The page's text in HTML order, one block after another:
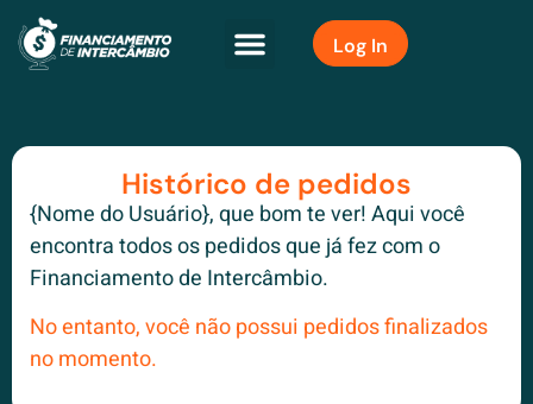
Log In
Histórico de pedidos
{Nome do Usuário}, que bom te ver! Aqui você
encontra todos os pedidos que já fez com o
Financiamento de Intercâmbio.
No entanto, você não possui pedidos finalizados
no momento.